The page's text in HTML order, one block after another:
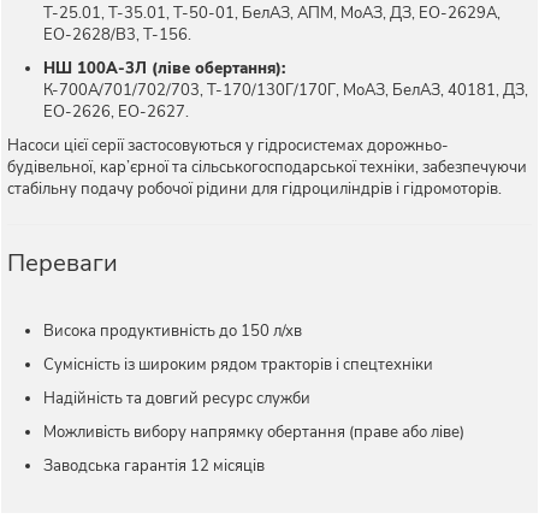
Т-25.01, Т-35.01, Т-50-01, БелАЗ, АПМ, МоАЗ, ДЗ, ЕО-2629А,
ЕО-2628/В3, Т-156.
НШ 100А-3Л (ліве обертання):
К-700А/701/702/703, Т-170/130Г/170Г, МоАЗ, БелАЗ, 40181, ДЗ,
ЕО-2626, ЕО-2627.
Насоси цієї серії застосовуються у гідросистемах дорожньо-
будівельної, кар’єрної та сільськогосподарської техніки, забезпечуючи
стабільну подачу робочої рідини для гідроциліндрів і гідромоторів.
Переваги
Висока продуктивність до 150 л/хв
Сумісність із широким рядом тракторів і спецтехніки
Надійність та довгий ресурс служби
Можливість вибору напрямку обертання (праве або ліве)
Заводська гарантія 12 місяців